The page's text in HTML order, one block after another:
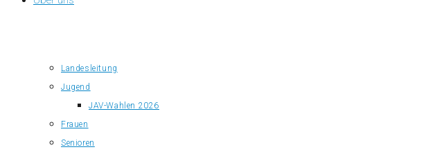
Landesleitung
Jugend
JAV-Wahlen 2026
Frauen
Senioren